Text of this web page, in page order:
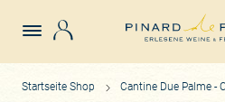
Startseite Shop Cantine Due Palme -